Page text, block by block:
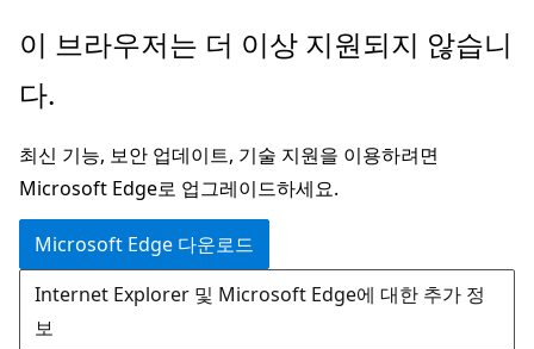
주
콘
츠
로
건
너
뛰
기
이 브라우저는 더 이상 지원되지 않습니
다.
최신 기능, 보안 업데이트, 기술 지원을 이용하려면
Microsoft Edge로 업그레이드하세요.
Microsoft Edge 다운로드
Internet Explorer 및 Microsoft Edge에 대한 추가 정
보